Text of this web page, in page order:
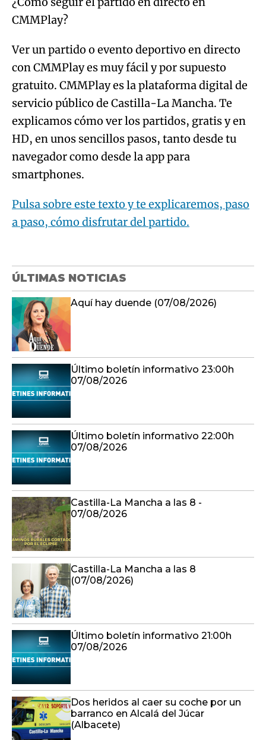
CMMPlay?
Ver un partido o evento deportivo en directo
con CMMPlay es muy fácil y por supuesto
gratuito. CMMPlay es la plataforma digital de
servicio público de Castilla-La Mancha. Te
explicamos cómo ver los partidos, gratis y en
HD, en unos sencillos pasos, tanto desde tu
navegador como desde la app para
smartphones.
Pulsa sobre este texto y te explicaremos, paso
a paso, cómo disfrutar del partido.
ÚLTIMAS NOTICIAS
Aquí hay duende (07/08/2026)
Último boletín informativo 23:00h
07/08/2026
Último boletín informativo 22:00h
07/08/2026
Castilla-La Mancha a las 8 -
07/08/2026
Castilla-La Mancha a las 8
(07/08/2026)
Último boletín informativo 21:00h
07/08/2026
Dos heridos al caer su coche por un
barranco en Alcalá del Júcar
(Albacete)